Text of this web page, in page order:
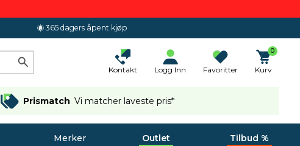
365 dagers åpent kjøp
Kontakt Logg Inn Favoritter
0
Kurv
Prismatch Vi matcher laveste pris*
Merker Outlet Tilbud %